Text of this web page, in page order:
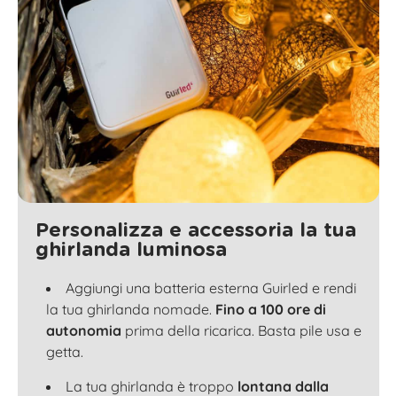
Personalizza e accessoria la tua
ghirlanda luminosa
Aggiungi una batteria esterna Guirled e rendi
la tua ghirlanda nomade. Fino a 100 ore di
autonomia prima della ricarica. Basta pile usa e
getta.
La tua ghirlanda è troppo lontana dalla